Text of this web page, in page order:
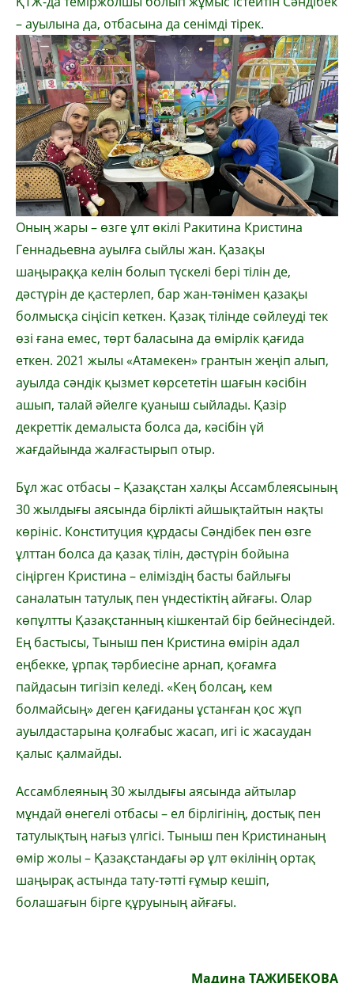
– ауылына да, отбасына да сенімді тірек.
Оның жары – өзге ұлт өкілі Ракитина Кристина
Геннадьевна ауылға сыйлы жан. Қазақы
шаңыраққа келін болып түскелі бері тілін де,
дәстүрін де қастерлеп, бар жан-тәнімен қазақы
болмысқа сіңісіп кеткен. Қазақ тілінде сөйлеуді тек
өзі ғана емес, төрт баласына да өмірлік қағида
еткен. 2021 жылы «Атамекен» грантын жеңіп алып,
ауылда сәндік қызмет көрсететін шағын кәсібін
ашып, талай әйелге қуаныш сыйлады. Қазір
декреттік демалыста болса да, кәсібін үй
жағдайында жалғастырып отыр.
Бұл жас отбасы – Қазақстан халқы Ассамблеясының
30 жылдығы аясында бірлікті айшықтайтын нақты
көрініс. Конституция құрдасы Сәндібек пен өзге
ұлттан болса да қазақ тілін, дәстүрін бойына
сіңірген Кристина – еліміздің басты байлығы
саналатын татулық пен үндестіктің айғағы. Олар
көпұлтты Қазақстанның кішкентай бір бейнесіндей.
Ең бастысы, Тыныш пен Кристина өмірін адал
еңбекке, ұрпақ тәрбиесіне арнап, қоғамға
пайдасын тигізіп келеді. «Кең болсаң, кем
болмайсың» деген қағиданы ұстанған қос жұп
ауылдастарына қолғабыс жасап, игі іс жасаудан
қалыс қалмайды.
Ассамблеяның 30 жылдығы аясында айтылар
мұндай өнегелі отбасы – ел бірлігінің, достық пен
татулықтың нағыз үлгісі. Тыныш пен Кристинаның
өмір жолы – Қазақстандағы әр ұлт өкілінің ортақ
шаңырақ астында тату-тәтті ғұмыр кешіп,
болашағын бірге құруының айғағы.
Мадина ТАЖИБЕКОВА